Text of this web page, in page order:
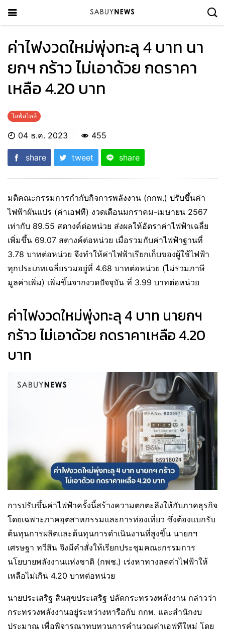
ค่าไฟงวดใหม่พุ่งทะลุ 4 บาท นา
ยกฯ กร้าว ไม่เอาด้วย กดราคา
เหลือ 4.20 บาท
ไลฟ์สไตล์
04 ธ.ค. 2023 455
share tweet share
มติคณะกรรมการกำกับกิจการพลังงาน (กกพ.) ปรับขึ้นค่า
ไฟฟ้าผันแปร (ค่าเอฟที) งวดเดือนมกราคม-เมษายน 2567
เท่ากับ 89.55 สตางค์ต่อหน่วย ส่งผลให้อัตราค่าไฟฟ้าเฉลี่ย
เพิ่มขึ้น 69.07 สตางค์ต่อหน่วย เมื่อรวมกับค่าไฟฟ้าฐานที่
3.78 บาทต่อหน่วย จึงทำให้ค่าไฟฟ้าเรียกเก็บของผู้ใช้ไฟฟ้า
ทุกประเภทเฉลี่ยรวมอยู่ที่ 4.68 บาทต่อหน่วย (ไม่รวมภาษี
มูลค่าเพิ่ม) เพิ่มขึ้นจากงวดปัจจุบัน ที่ 3.99 บาทต่อหน่วย
ค่าไฟงวดใหม่พุ่งทะลุ 4 บาท นายกฯ
กร้าว ไม่เอาด้วย กดราคาเหลือ 4.20
บาท
การปรับขึ้นค่าไฟฟ้าครั้งนี้สร้างความตกตะลึงให้กับภาคธุรกิจ
โดยเฉพาะภาคอุตสาหกรรมและการท่องเที่ยว ซึ่งต้องแบกรับ
ต้นทุนการผลิตและต้นทุนการดำเนินงานที่สูงขึ้น นายกฯ
เศรษฐา ทวีสิน จึงมีคำสั่งให้เรียกประชุมคณะกรรมการ
นโยบายพลังงานแห่งชาติ (กพช.) เร่งหาทางลดค่าไฟฟ้าให้
เหลือไม่เกิน 4.20 บาทต่อหน่วย
นายประเสริฐ สินสุขประเสริฐ ปลัดกระทรวงพลังงาน กล่าวว่า
กระทรวงพลังงานอยู่ระหว่างหารือกับ กกพ. และสำนักงบ
ประมาณ เพื่อพิจารณาทบทวนการคำนวณค่าเอฟทีใหม่ โดย